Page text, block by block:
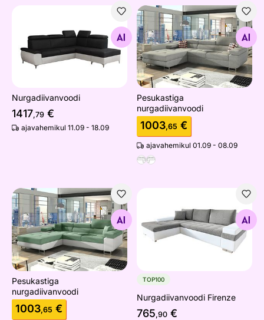
Otsi sarnaseid
Nurgadiivanvoodi
1417,79 €
ajavahemikul 11.09 - 18.09
Pesukastiga
Otsi sarnaseid
Pesukastiga
nurgadiivanvoodi
1003,65 €
ajavahemikul 01.09 - 08.09
Pesukastiga nurgadiivanvoodi
Otsi sarnaseid
Pesukastiga
nurgadiivanvoodi
1003,65 €
Nurgadiivanvoodi Firenze
Otsi sarnaseid
TOP100
Nurgadiivanvoodi Firenze
765,90 €